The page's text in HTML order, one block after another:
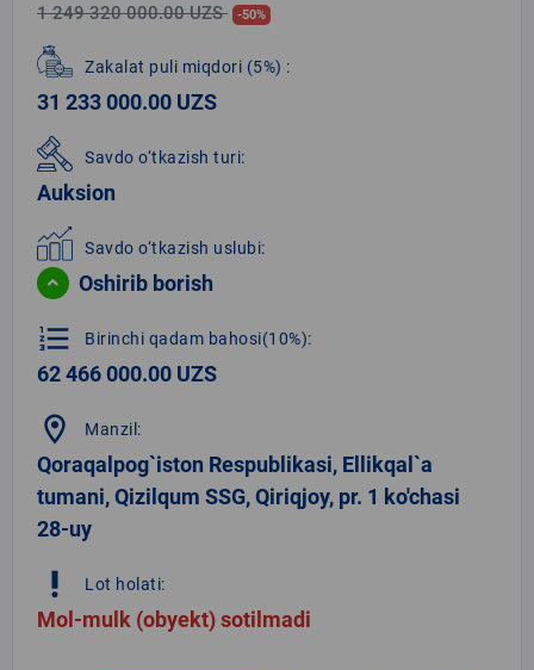
1 249 320 000.00 UZS -50%
Zakalat puli miqdori (5%) :
31 233 000.00 UZS
Savdo o‘tkazish turi:
Auksion
Savdo o‘tkazish uslubi:
Oshirib borish
format_list_numbered Birinchi qadam bahosi(10%):
62 466 000.00 UZS
location_on Manzil:
Qoraqalpog`iston Respublikasi, Ellikqal`a
tumani, Qizilqum SSG, Qiriqjoy, pr. 1 ko'chasi
28-uy
priority_high Lot holati:
Mol-mulk (obyekt) sotilmadi